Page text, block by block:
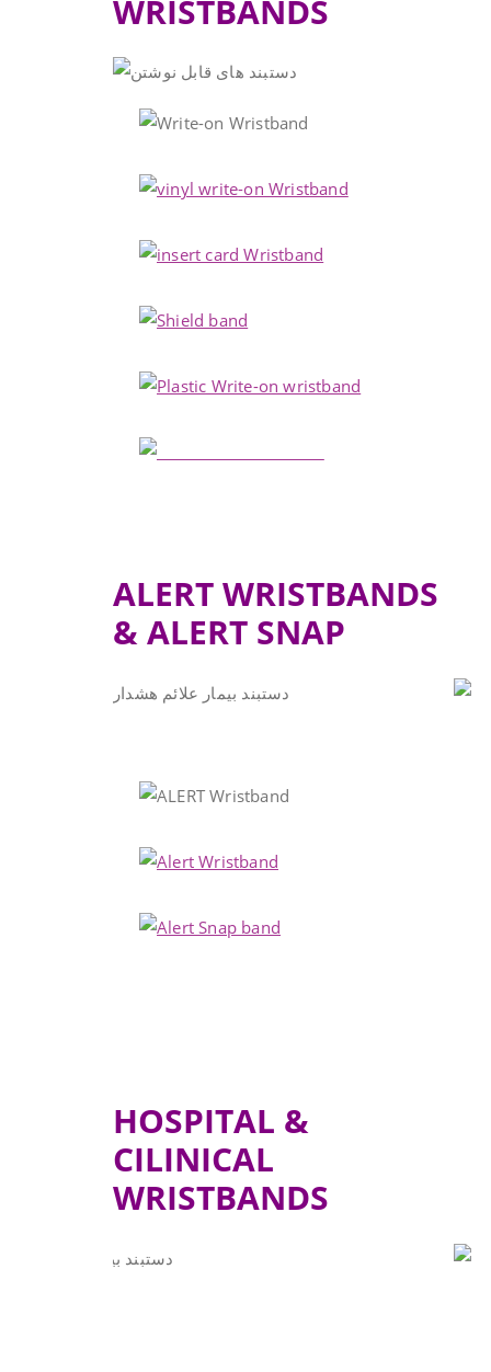
WRISTBANDS
ALERT WRISTBANDS
& ALERT SNAP
HOSPITAL &
CILINICAL
WRISTBANDS